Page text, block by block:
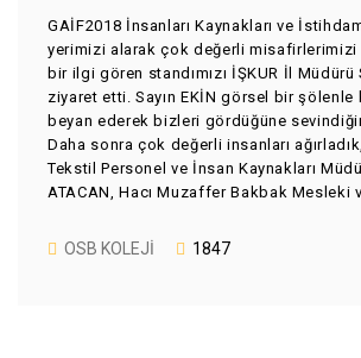
GAİF2018 İnsanları Kaynakları ve
yerimizi alarak çok değerli misafirlerimizi
bir ilgi gören standımızı İŞKUR İl Müdürü
ziyaret etti. Sayın EKİN görsel bir şölenle
beyan ederek bizleri gördüğüne
Daha sonra çok değerli insanları
Tekstil Personel ve İnsan Kaynakları
ATACAN, Hacı Muzaffer Bakbak Mesleki
OSB KOLEJI 1847